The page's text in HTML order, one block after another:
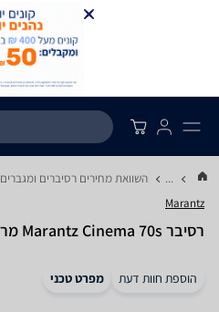
... השוואת מחירים רסיברים ומגברים
Marantz
רסיבר Marantz Cinema 70s מרנץ
הוספת חוות דעת מפרט טכני